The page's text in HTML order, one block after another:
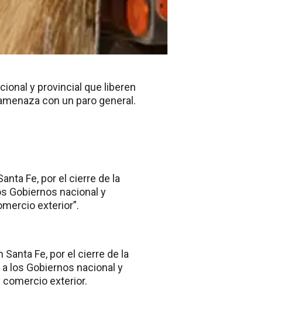
y provincial que liberen
con un paro general.
Fe, por el cierre de la
Gobiernos nacional y
exterior”.
Fe, por el cierre de la
los Gobiernos nacional y
comercio exterior.